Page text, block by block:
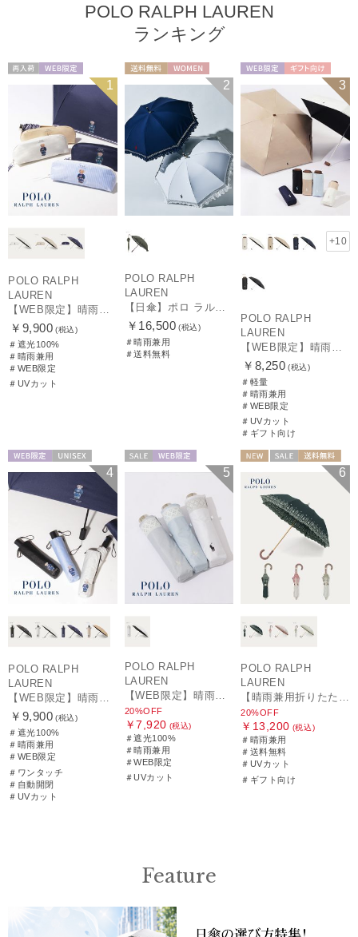
POLO RALPH LAUREN
ランキング
1
POLO RALPH
LAUREN
【WEB限定】晴雨兼用折りたたみ日傘 ポロ ラルフ ローレン（POLO RALPH LAUREN）ワンポイントベア 遮光100 UV100
￥9,900 (税込)
＃遮光100%
＃晴雨兼用
＃WEB限定
＃UVカット
2
POLO RALPH
LAUREN
【日傘】ポロ ラルフ ローレン(POLO RALPH LAUREN)エンブフリル 長傘 【公式ムーンバット】 遮光 遮熱 UV 晴雨兼用
￥16,500 (税込)
＃晴雨兼用
＃送料無料
ギフト向け
UNISEX
3
+10
POLO RALPH
LAUREN
【WEB限定】晴雨兼用折りたたみ日傘 ポロ ラルフ ローレン ポロポニー刺繍 POLO BEAR 雨の日OK 遮光100% 遮熱 簡単開閉 UV100% 晴雨兼用
￥8,250 (税込)
＃軽量
＃晴雨兼用
＃WEB限定
＃UVカット
＃ギフト向け
4
POLO RALPH
LAUREN
【WEB限定】晴雨兼用自動開閉日傘 ポロ ラルフ ローレン（POLO RALPH LAUREN）ベア 遮光100 UV100 ワンタッチ開閉
￥9,900 (税込)
＃遮光100%
＃晴雨兼用
＃WEB限定
＃ワンタッチ
＃自動開閉
＃UVカット
5
POLO RALPH
LAUREN
20%OFF
￥7,920 (税込)
＃遮光100%
＃晴雨兼用
＃WEB限定
＃UVカット
送料無料
ギフト向け
6
POLO RALPH
LAUREN
【晴雨兼用折りたたみ日傘】ポロ ラルフ ローレン (POLO RALPH LAUREN) フローラル刺繍 遮光 遮熱 UV
20%OFF
￥13,200 (税込)
＃晴雨兼用
＃送料無料
＃UVカット
＃ギフト向け
Feature